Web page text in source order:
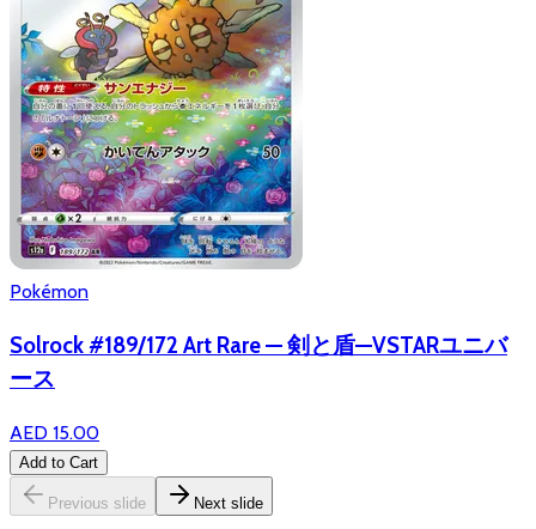
Pokémon
Solrock #189/172 Art Rare — 剣と盾—VSTARユニバ
ース
AED 15.00
Add to Cart
Previous slide Next slide